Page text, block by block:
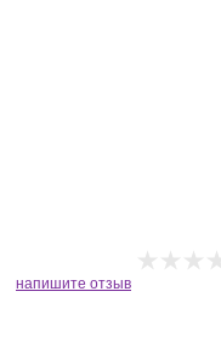
напишите отзыв